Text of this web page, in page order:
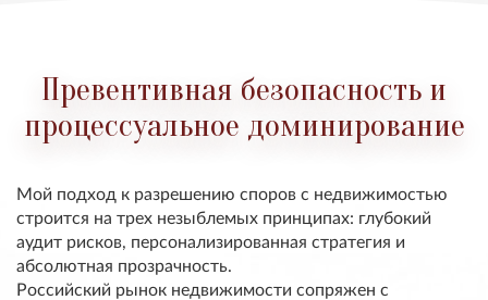
Превентивная безопасность и
процессуальное доминирование
Мой подход к разрешению споров с недвижимостью
строится на трех незыблемых принципах: глубокий
аудит рисков персонализированная стратегия и
абсолютная прозрачность
Российский рынок недвижимости сопряжен с